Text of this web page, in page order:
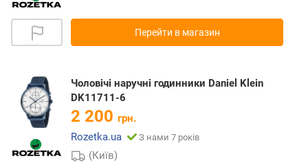
Перейти в магазин
Чоловічі наручні годинники Daniel Klein
DK11711-6
2 200 грн.
Rozetka.ua
З нами 7 років
(Київ)